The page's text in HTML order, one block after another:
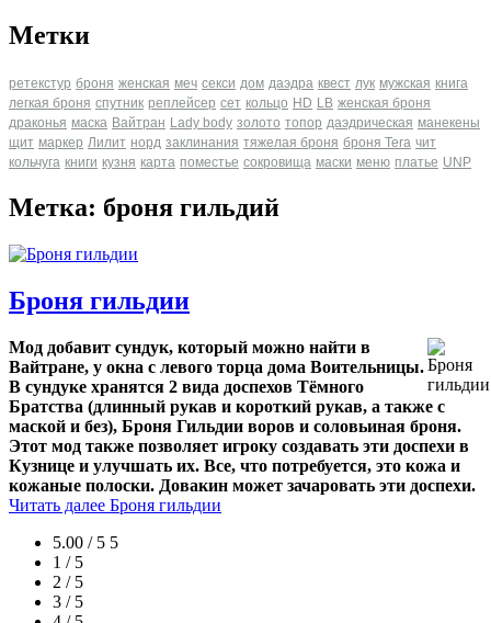
Метки
ретекстур броня женская меч секси дом даэдра квест лук мужская книга
легкая броня спутник реплейсер сет кольцо HD LB женская броня
драконья маска Вайтран Lady body золото топор даэдрическая манекены
щит маркер Лилит норд заклинания тяжелая броня броня Tera чит
кольчуга книги кузня карта поместье сокровища маски меню платье UNP
Метка: броня гильдий
Броня гильдии
Мод добавит сундук, который можно найти в
Вайтране, у окна с левого торца дома Воительницы.
В сундуке хранятся 2 вида доспехов Тёмного
Братства (длинный рукав и короткий рукав, а также с
маской и без), Броня Гильдии воров и соловьиная броня.
Этот мод также позволяет игроку создавать эти доспехи в
Кузнице и улучшать их. Все, что потребуется, это кожа и
кожаные полоски. Довакин может зачаровать эти доспехи.
Читать далее Броня гильдии
5.00 / 5 5
1 / 5
2 / 5
3 / 5